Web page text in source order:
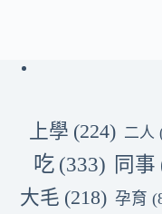
上學 (224) 二人
吃 (333) 同事
大毛 (218) 孕育